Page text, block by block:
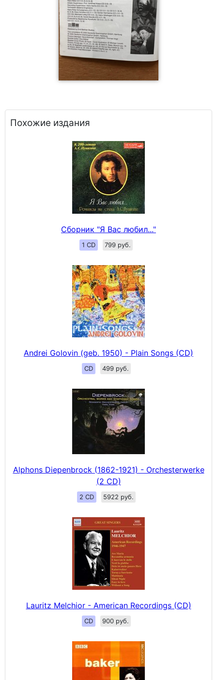
Похожие издания
Сборник "Я Вас любил..."
1 CD 799 руб.
Andrei Golovin (geb. 1950) - Plain Songs (CD)
CD 499 руб.
Alphons Diepenbrock (1862-1921) - Orchesterwerke
(2 CD)
2 CD 5922 руб.
Lauritz Melchior - American Recordings (CD)
CD 900 руб.